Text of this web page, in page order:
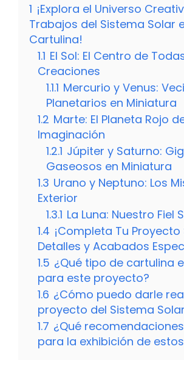
1 ¡Explora el Universo
Trabajos del Sistema Solar
Cartulina!
1.1 El Sol: El Centro de
Creaciones
1.1.1 Mercurio y Venus:
Planetarios en Miniatura
1.2 Marte: El Planeta Rojo
Imaginación
1.2.1 Júpiter y Saturno:
Gaseosos en Miniatura
1.3 Urano y Neptuno: Los
Exterior
1.3.1 La Luna: Nuestro Fiel
1.4 ¡Completa Tu
Detalles y Acabados
1.5 ¿Qué tipo de cartulina
para este proyecto?
1.6 ¿Cómo puedo darle
proyecto del Sistema
1.7 ¿Qué
para la exhibición de